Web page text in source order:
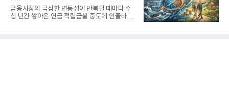
생활보장과 평생소득 전략
금융시장의 극심한 변동성이 반복될 때마다 수
십 년간 쌓아온 연금 적립금을 중도에 인출하거